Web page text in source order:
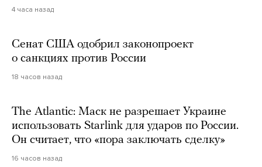
4 часа назад
Сенат США одобрил законопроект
о санкциях против России
18 часов назад
The Atlantic: Маск не разрешает Украине
использовать Starlink для ударов по России.
Он считает, что «пора заключать сделку»
16 часов назад